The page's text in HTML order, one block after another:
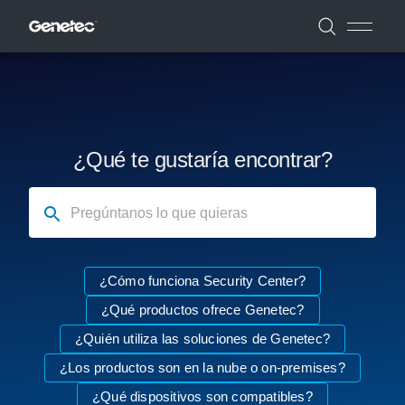
¿Qué te gustaría encontrar?
Pregúntanos lo que quieras
¿Cómo funciona Security Center?
¿Qué productos ofrece Genetec?
¿Quién utiliza las soluciones de Genetec?
¿Los productos son en la nube o on-premises?
¿Qué dispositivos son compatibles?